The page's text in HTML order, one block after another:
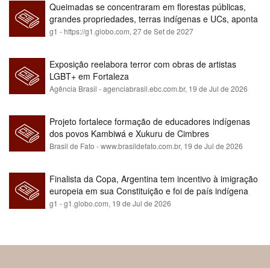
Queimadas se concentraram em florestas públicas,
grandes propriedades, terras indígenas e UCs, aponta
relatório
g1 - https://g1.globo.com,27 de Set de 2027
Exposição reelabora terror com obras de artistas
LGBT+ em Fortaleza
Agência Brasil - agenciabrasil.ebc.com.br, 19 de Jul de 2026
Projeto fortalece formação de educadores indígenas
dos povos Kambiwá e Xukuru de Cimbres
Brasil de Fato - www.brasildefato.com.br, 19 de Jul de 2026
Finalista da Copa, Argentina tem incentivo à imigração
europeia em sua Constituição e foi de país indígena
para maioria branca
g1 - g1.globo.com, 19 de Jul de 2026